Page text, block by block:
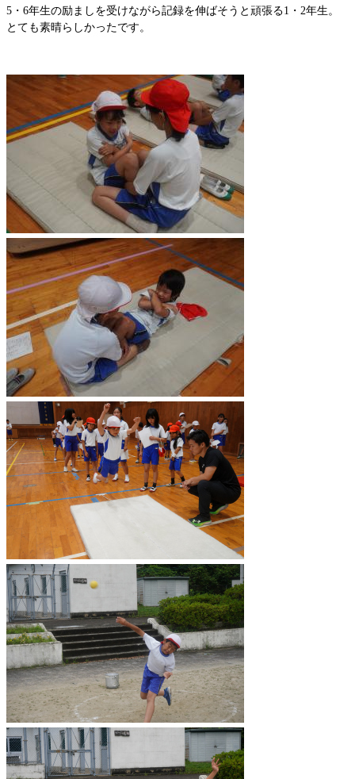
5・6年生の励ましを受けながら記録を伸ばそうと頑張る1・2年生。
とても素晴らしかったです。